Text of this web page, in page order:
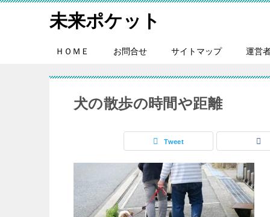
未来ポケット
ＨＯＭＥ お問合せ サイトマップ 運営
犬の散歩の時間や距離
Tweet